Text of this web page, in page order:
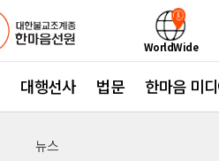
WorldWide
대행선사 법문 한마음 미
뉴스